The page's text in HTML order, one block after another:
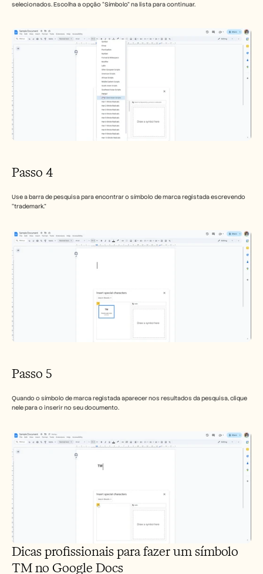
selecionados. Escolha a opção “Símbolo” na lista para continuar.
Passo 4
Use a barra de pesquisa para encontrar o símbolo de marca registada escrevendo
“trademark.”
Passo 5
Quando o símbolo de marca registada aparecer nos resultados da pesquisa, clique
nele para o inserir no seu documento.
Dicas profissionais para fazer um símbolo
TM no Google Docs